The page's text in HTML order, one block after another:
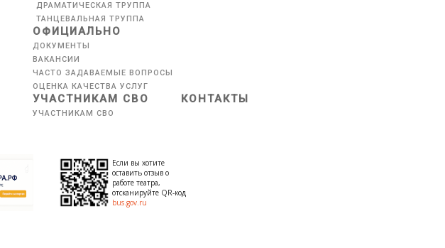
ДРАМАТИЧЕСКАЯ ТРУППА
ТАНЦЕВАЛЬНАЯ ТРУППА
ОФИЦИАЛЬНО
ДОКУМЕНТЫ
ВАКАНСИИ
ЧАСТО ЗАДАВАЕМЫЕ ВОПРОСЫ
ОЦЕНКА КАЧЕСТВА УСЛУГ
УЧАСТНИКАМ СВО
УЧАСТНИКАМ СВО
КОНТАКТЫ
Если вы хотите
оставить отзыв о
работе театра,
отсканируйте QR-код
bus.gov.ru